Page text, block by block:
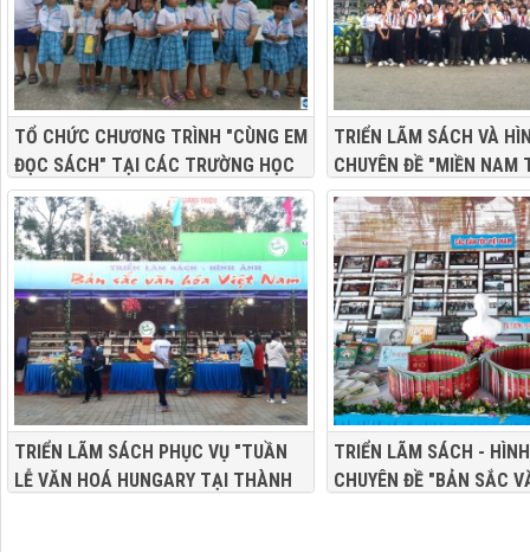
TỔ CHỨC CHƯƠNG TRÌNH "CÙNG EM
ĐỌC SÁCH" TẠI CÁC TRƯỜNG HỌC
TRIỂN LÃM SÁCH VÀ
CHUYÊN ĐỀ "MIỀN NAM
TIM NGƯỜI" PHỤC VỤ
LỊCH - ĐÊM HOA ĐĂNG
LẦN THỨ III NĂM 2019"
TRIỂN LÃM SÁCH PHỤC VỤ "TUẦN
LỄ VĂN HOÁ HUNGARY TẠI THÀNH
TRIỂN LÃM SÁCH -
CHUYÊN ĐỀ "BẢN SẮC